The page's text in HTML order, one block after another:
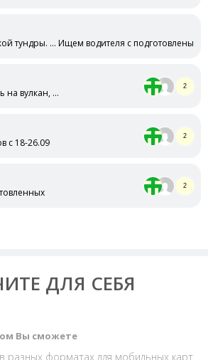
тундры. … Ищем водителя с подготовленым
на вулкан, …
2
с 18-26.09
2
2
ДЛЯ СЕБЯ
Вы сможете
разных форматах для мобильных карт